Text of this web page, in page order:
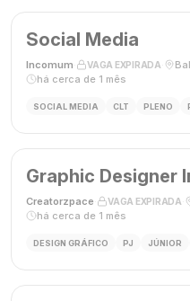
Social Media
Incomum VAGA EXPIRADA
há cerca de 1 mês
SOCIAL MEDIA CLT PLENO
Graphic Designer
Creatorzpace VAGA EXPIRADA
há cerca de 1 mês
DESIGN GRÁFICO PJ JÚNIOR